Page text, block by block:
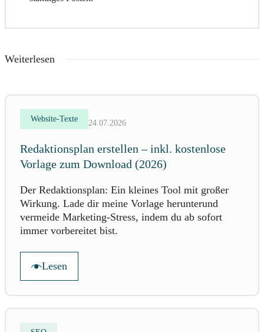
Weiterlesen
Website-Texte 24.07.2026
Redaktionsplan erstellen – inkl. kostenlose
Vorlage zum Download (2026)
Der Redaktionsplan: Ein kleines Tool mit großer
Wirkung. Lade dir meine Vorlage herunterund
vermeide Marketing-Stress, indem du ab sofort
immer vorbereitet bist.
Lesen